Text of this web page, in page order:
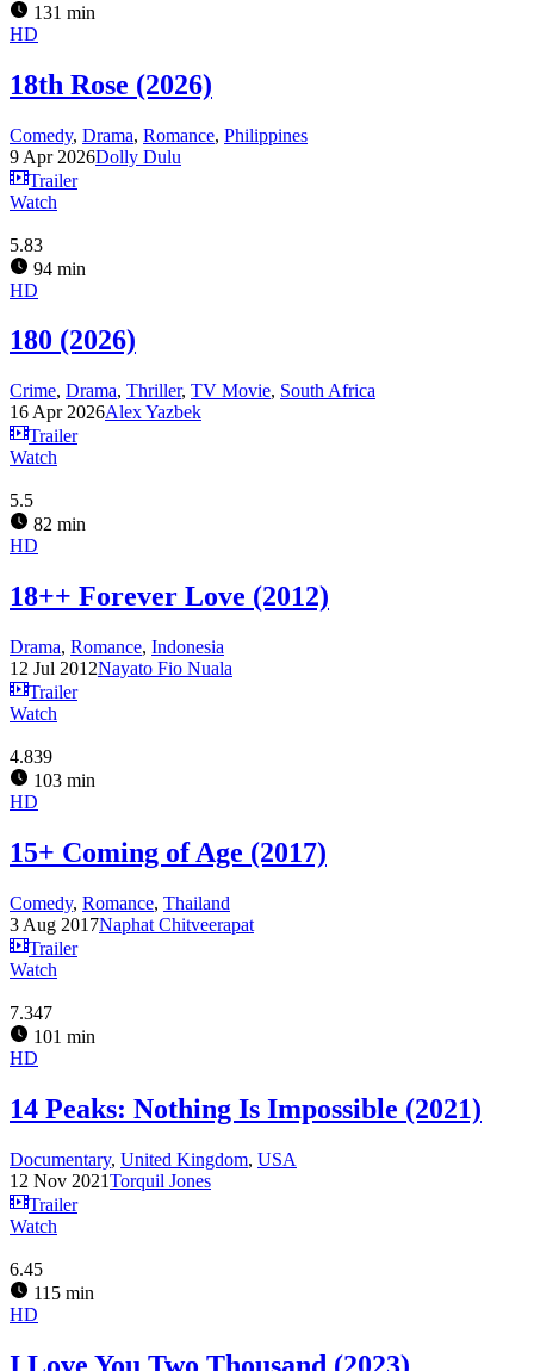
131 min
HD
18th Rose (2026)
Comedy, Drama, Romance, Philippines
9 Apr 2026Dolly Dulu
Trailer
Watch
5.83
94 min
HD
180 (2026)
Crime, Drama, Thriller, TV Movie, South Africa
16 Apr 2026Alex Yazbek
Trailer
Watch
5.5
82 min
HD
18++ Forever Love (2012)
Drama, Romance, Indonesia
12 Jul 2012Nayato Fio Nuala
Trailer
Watch
4.839
103 min
HD
15+ Coming of Age (2017)
Comedy, Romance, Thailand
3 Aug 2017Naphat Chitveerapat
Trailer
Watch
7.347
101 min
HD
14 Peaks: Nothing Is Impossible (2021)
Documentary, United Kingdom, USA
12 Nov 2021Torquil Jones
Trailer
Watch
6.45
115 min
HD
I Love You Two Thousand (2023)